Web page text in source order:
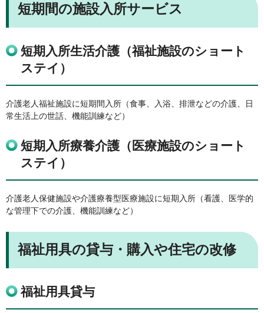
短期間の施設入所サービス
短期入所生活介護（福祉施設のショート
ステイ）
介護老人福祉施設に短期間入所（食事、入浴、排泄などの介護、日
常生活上の世話、機能訓練など）
短期入所療養介護（医療施設のショート
ステイ）
介護老人保健施設や介護療養型医療施設に短期入所（看護、医学的
な管理下での介護、機能訓練など）
福祉用具の貸与・購入や住宅の改修
福祉用具貸与